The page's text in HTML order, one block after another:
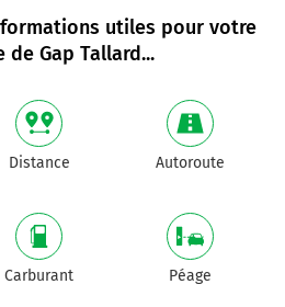
utiles pour votre
de Gap Tallard...
Distance Autoroute
Carburant Péage